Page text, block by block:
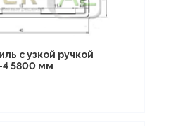
с узкой ручкой
5800 мм